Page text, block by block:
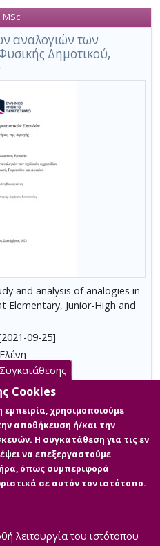
αναλογιών των
Δημοτικού,
MSc
and analysis of analogies in
Elementary, Junior-High and
09-25]
Επιστημών
(ΕΚΠ)
εργαλείο στη διδασκαλία
με την βοήθεια των
να κατανοήσουν
Φυσικών Επιστημών. Η
να εντοπίσει και να
στα σχολικά εγχειρίδια
του Γυμνασίου και του
Cookies
χρησιμοποιούμε
αποθήκευση ή/και την
Η συγκατάθεση για τις εν
να επεξεργαστούμε
όπως συμπεριφορά
σε αυτόν τον ιστότοπο.
λειτουργία του ιστότοπου